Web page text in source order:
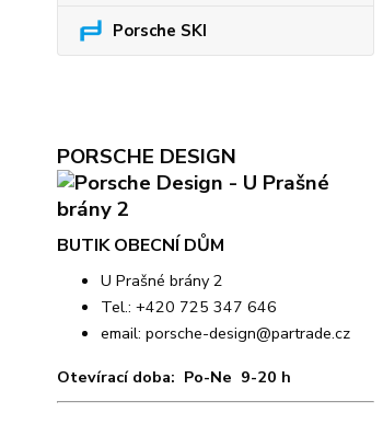
Porsche SKI
PORSCHE DESIGN
BUTIK OBECNÍ DŮM
U Prašné brány 2
Tel.: +420 725 347 646
email: porsche-design@partrade.cz
Otevírací doba: Po-Ne 9-20 h